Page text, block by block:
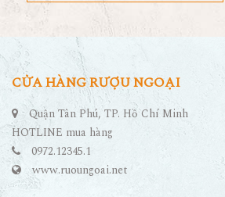
CỬA HÀNG RƯỢU NGOẠI
Quận Tân Phú, TP. Hồ Chí Minh
HOTLINE mua hàng
0972.12345.1
www.ruoungoai.net